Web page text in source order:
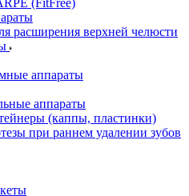
(FitFree)
расширения верхней челюсти
аппараты
аппараты
(каппы, пластинки)
при раннем удалении зубов